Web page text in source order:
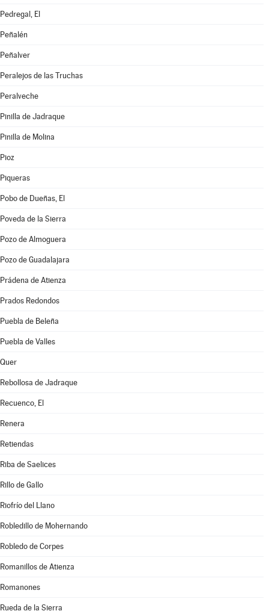
Pedregal, El
Peñalén
Peñalver
Peralejos de las Truchas
Peralveche
Pinilla de Jadraque
Pinilla de Molina
Pioz
Piqueras
Pobo de Dueñas, El
Poveda de la Sierra
Pozo de Almoguera
Pozo de Guadalajara
Prádena de Atienza
Prados Redondos
Puebla de Beleña
Puebla de Valles
Quer
Rebollosa de Jadraque
Recuenco, El
Renera
Retiendas
Riba de Saelices
Rillo de Gallo
Riofrío del Llano
Robledillo de Mohernando
Robledo de Corpes
Romanillos de Atienza
Romanones
Rueda de la Sierra